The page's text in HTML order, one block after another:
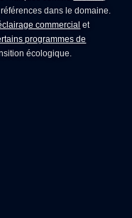
dans le domaine.
commercial et
programmes de
écologique.